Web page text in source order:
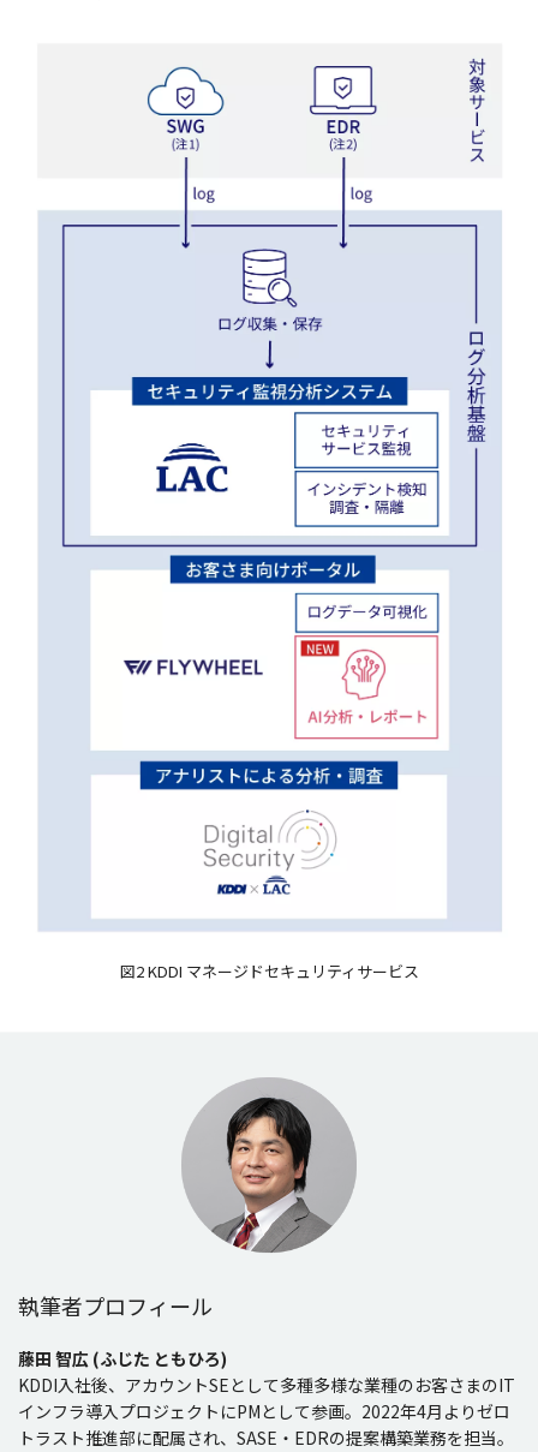
図2 KDDI マネージドセキュリティサービス
執筆者プロフィール
藤田 智広 (ふじた ともひろ)
KDDI入社後、アカウントSEとして多種多様な業種のお客さまのIT
インフラ導入プロジェクトにPMとして参画。2022年4月よりゼロ
トラスト推進部に配属され、SASE・EDRの提案構築業務を担当。